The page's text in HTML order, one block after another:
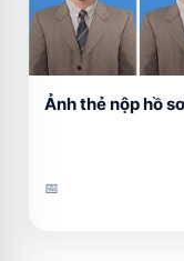
Ảnh thẻ nộp hồ
📅